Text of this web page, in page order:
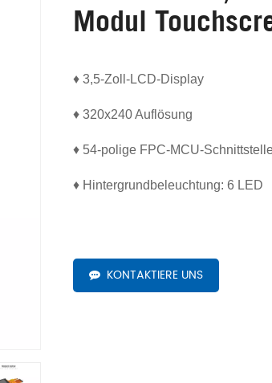
Modul
♦ 3,5-Zoll-LCD-Display
♦ 320x240 Auflösung
♦ 54-polige FPC-MCU-
♦ Hintergrundbeleuchtung: 6 LED
KONTAKTIERE UNS